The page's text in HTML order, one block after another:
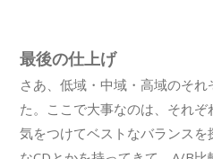
最後の仕上げ
さあ、低域・中域・高域のそ
た。ここで大事なのは、それ
気をつけてベストなバランスを